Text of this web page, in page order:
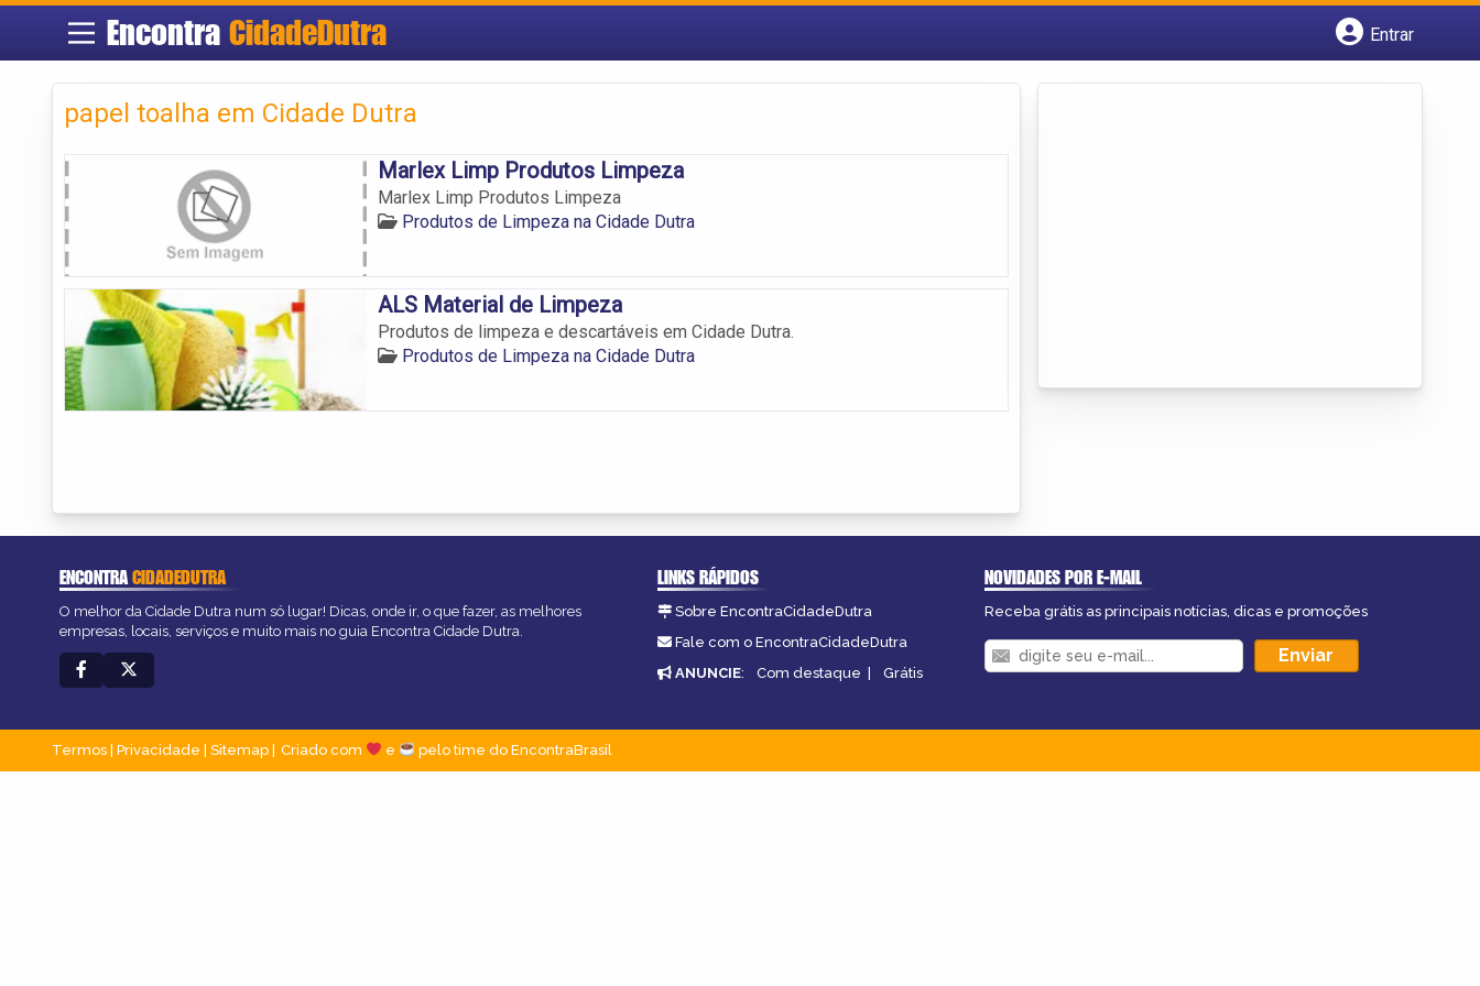
EncontraCidadeDutra
Entrar
papel toalha em Cidade Dutra
Marlex Limp Produtos Limpeza
Marlex Limp Produtos Limpeza
Produtos de Limpeza na Cidade Dutra
ALS Material de Limpeza
Produtos de limpeza e descartáveis em Cidade Dutra.
Produtos de Limpeza na Cidade Dutra
ENCONTRACIDADEDUTRA
O melhor da Cidade Dutra num só lugar! Dicas, onde ir, o que fazer, as melhores
empresas, locais, serviços e muito mais no guia Encontra Cidade Dutra.
LINKS RÁPIDOS
Sobre EncontraCidadeDutra
Fale com o EncontraCidadeDutra
ANUNCIE: Com destaque | Grátis
NOVIDADES POR E-MAIL
Receba grátis as principais notícias, dicas e promoções
Termos Privacidade Sitemap Criado com e pelo time do EncontraBrasil